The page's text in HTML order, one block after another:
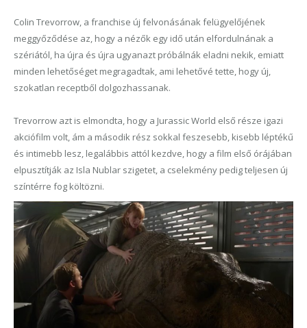
Colin Trevorrow, a franchise új felvonásának felügyelőjének
meggyőződése az, hogy a nézők egy idő után elfordulnának a
szériától, ha újra és újra ugyanazt próbálnák eladni nekik, emiatt
minden lehetőséget megragadtak, ami lehetővé tette, hogy új,
szokatlan receptből dolgozhassanak.
Trevorrow azt is elmondta, hogy a Jurassic World első része igazi
akciófilm volt, ám a második rész sokkal feszesebb, kisebb léptékű
és intimebb lesz, legalábbis attól kezdve, hogy a film első órájában
elpusztítják az Isla Nublar szigetet, a cselekmény pedig teljesen új
színtérre fog költözni.